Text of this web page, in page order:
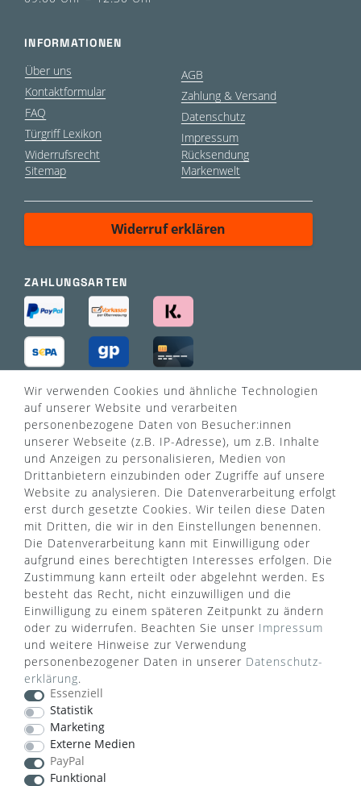
INFORMATIONEN
Über uns
Kontaktformular
FAQ
Türgriff Lexikon
Widerrufsrecht
Sitemap
AGB
Zahlung & Versand
Datenschutz
Impressum
Rücksendung
Markenwelt
Widerruf erklären
ZAHLUNGSARTEN
VERSANDART
WUSSTEN SIE SCHON?
Das Käufersiegel des Händlerbunds garantiert Ihnen
100%.-ige Zahlungssicherheit, größtmöglichen
Datenschutz und Geld-zurück-Garantie bei Nicht-
oder Falschlieferung.
Wir verwenden Cookies und ähnliche Technologien
auf unserer Website und verarbeiten
personenbezogene Daten von Besucher:innen
unserer Webseite (z.B. IP-Adresse), um z.B. Inhalte
und Anzeigen zu personalisieren, Medien von
Drittanbietern einzubinden oder Zugriffe auf unsere
Website zu analysieren. Die Datenverarbeitung erfolgt
erst durch gesetzte Cookies. Wir teilen diese Daten
mit Dritten, die wir in den Einstellungen benennen.
Die Datenverarbeitung kann mit Einwilligung oder
aufgrund eines berechtigten Interesses erfolgen. Die
Zustimmung kann erteilt oder abgelehnt werden. Es
besteht das Recht, nicht einzuwilligen und die
Einwilligung zu einem späteren Zeitpunkt zu ändern
oder zu widerrufen. Beachten Sie unser Impressum
und weitere Hinweise zur Verwendung
personenbezogener Daten in unserer Daten­schutz­
erklärung.
Essenziell
Statistik
Marketing
Externe Medien
PayPal
Funktional